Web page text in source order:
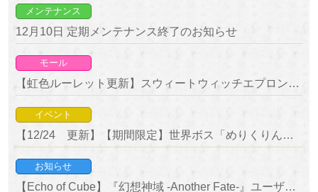
メンテナンス
12月10日 定期メンテナンス終了のお知らせ
モール
【虹色ルーレット更新】スウィートウィッチエプロン＆神鈴の槍が新登場！
イベント
【12/24 更新】【期間限定】世界ボス「めりくりんご少女・白雪姫」＆「聖夜の神狼・フェンリル 降臨」降臨！
お知らせ
【Echo of Cube】『幻想神域 -Another Fate-』ユーザー優待キャンペーン開催のお知らせ